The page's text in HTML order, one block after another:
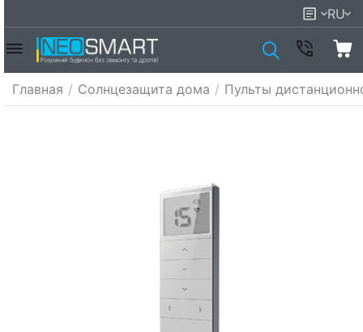
RU
Главная / Солнцезащита дома / Пульты